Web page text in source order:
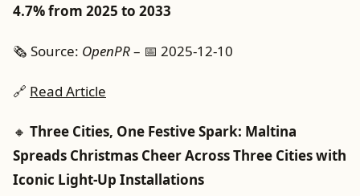
4.7% from 2025 to 2033
🗞️ Source: OpenPR– 📅 2025-12-10
🔗 Read Article
🔸 Three Cities, One Festive Spark: Maltina
Spreads Christmas Cheer Across Three Cities with
Iconic Light-Up Installations